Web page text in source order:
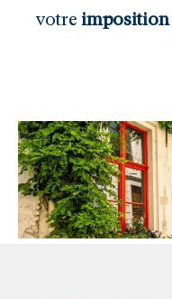
votreimposition